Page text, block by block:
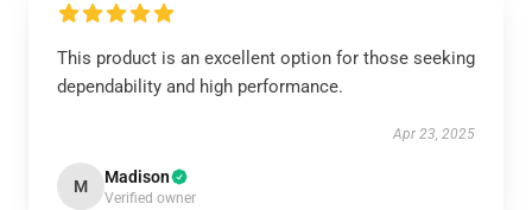
This product is an excellent option for those seeking
dependability and high performance.
Apr 23, 2025
M Madison
Verified owner